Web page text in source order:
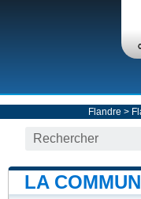
Flandre >
LA